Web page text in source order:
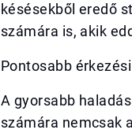
késésekből eredő
számára is, akik
Pontosabb
A gyorsabb
számára nemcsak